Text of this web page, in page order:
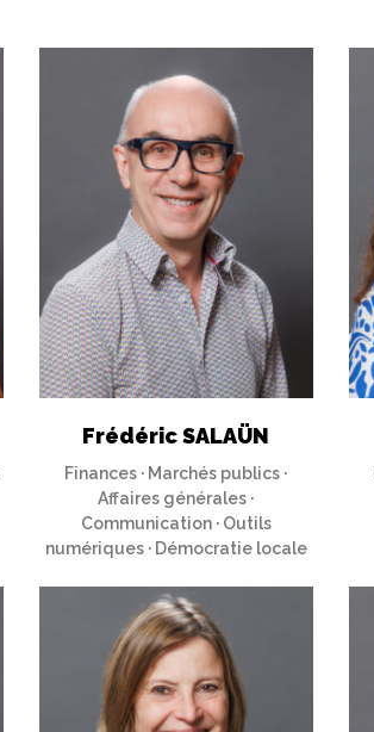
Frédéric SALAÜN
Finances · Marchés publics ·
Affaires générales ·
Communication · Outils
numériques · Démocratie locale